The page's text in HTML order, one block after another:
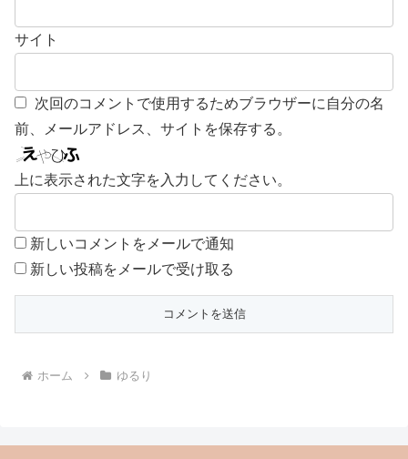
サイト
次回のコメントで使用するためブラウザーに自分の名
前、メールアドレス、サイトを保存する。
上に表示された文字を入力してください。
新しいコメントをメールで通知
新しい投稿をメールで受け取る
ホーム ゆるり